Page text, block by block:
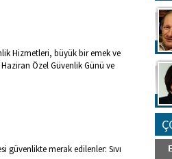
Hizmetleri, büyük bir emek ve
Özel Güvenlik Günü ve
güvenlikte merak edilenler: Sıvı